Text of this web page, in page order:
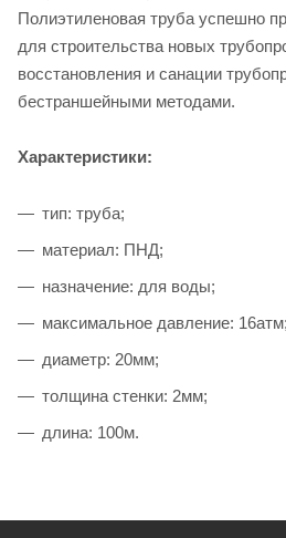
Полиэтиленовая труба успешно
для строительства новых
восстановления и санации
бестраншейными методами.
Характеристики:
тип: труба;
материал: ПНД;
назначение: для воды;
максимальное давление: 16атм;
диаметр: 20мм;
толщина стенки: 2мм;
длина: 100м.